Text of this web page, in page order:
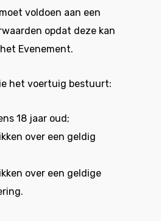
voldoen aan een
opdat deze kan
Evenement.
het voertuig bestuurt:
18 jaar oud;
over een geldig
over een geldige